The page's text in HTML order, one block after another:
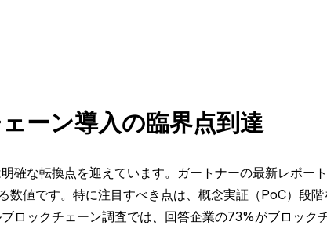
ーン導入の臨界点到達
確な転換点を迎えています。ガートナーの最新レポ
数値です。特に注目すべき点は、概念実証（PoC）段
ロックチェーン調査では、回答企業の73%がブロッ